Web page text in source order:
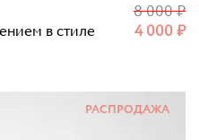
в стиле
4 000₽
8 000₽
РАСПРОДАЖА